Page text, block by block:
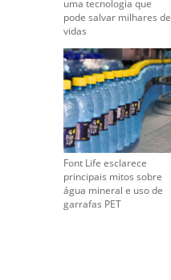
uma tecnologia que
pode salvar milhares de
vidas
Font Life esclarece
principais mitos sobre
água mineral e uso de
garrafas PET